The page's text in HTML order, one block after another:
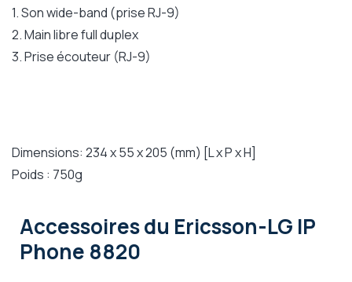
1. Son wide-band (prise RJ-9)
2. Main libre full duplex
3. Prise écouteur (RJ-9)
Dimensions: 234 x 55 x 205 (mm) [L x P x H]
Poids : 750g
Accessoiresdu Ericsson-LG IP
Phone 8820